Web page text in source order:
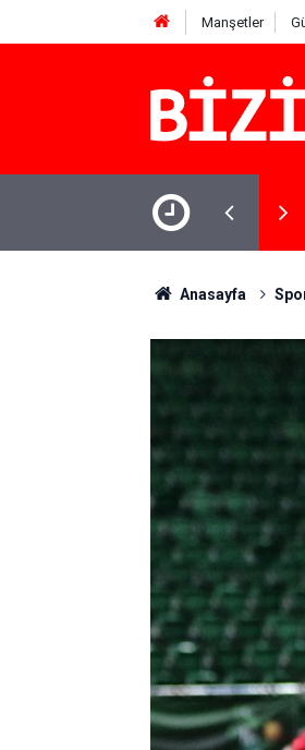
Manşetler
Çerçeve Yasa olumlu adım, ancak
Anasayfa